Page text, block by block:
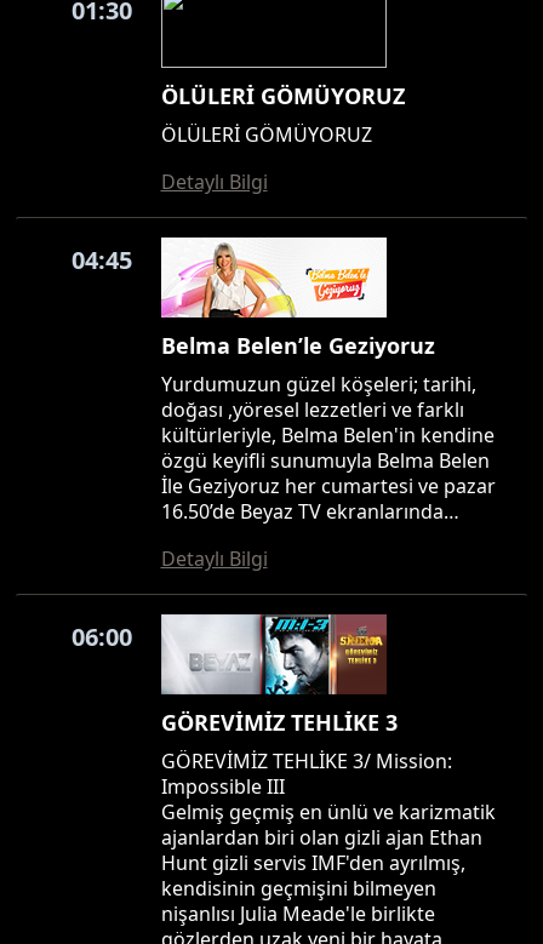
01:30
ÖLÜLERİ GÖMÜYORUZ
ÖLÜLERİ GÖMÜYORUZ
Detaylı Bilgi
04:45
Belma Belen’le Geziyoruz
Yurdumuzun güzel köşeleri; tarihi,
doğası ,yöresel lezzetleri ve farklı
kültürleriyle, Belma Belen'in kendine
özgü keyifli sunumuyla Belma Belen
İle Geziyoruz her cumartesi ve pazar
16.50’de Beyaz TV ekranlarında…
Detaylı Bilgi
06:00
GÖREVİMİZ TEHLİKE 3
GÖREVİMİZ TEHLİKE 3/ Mission:
Impossible III
Gelmiş geçmiş en ünlü ve karizmatik
ajanlardan biri olan gizli ajan Ethan
Hunt gizli servis IMF'den ayrılmış,
kendisinin geçmişini bilmeyen
nişanlısı Julia Meade'le birlikte